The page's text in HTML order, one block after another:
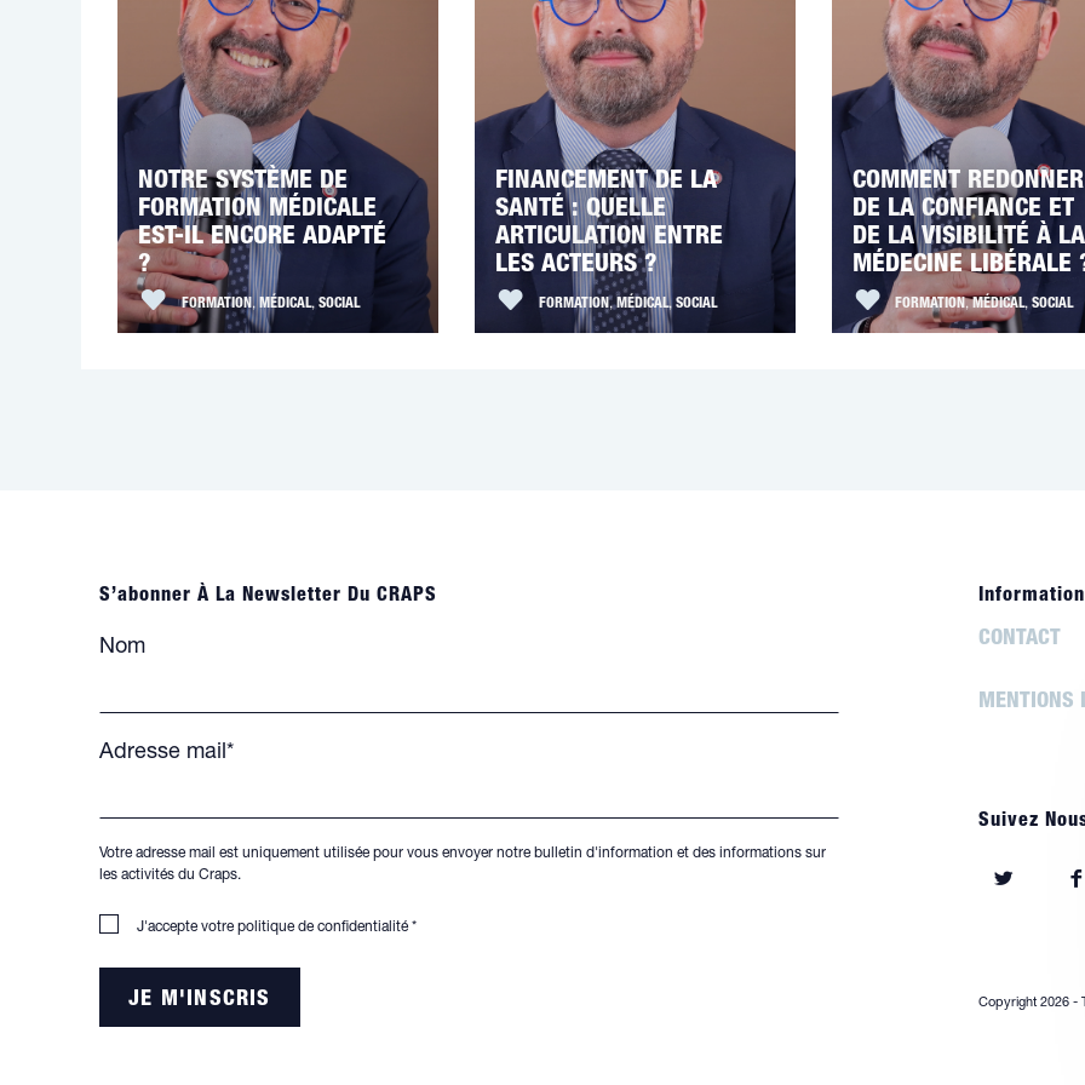
NOTRE SYSTÈME DE
FORMATION MÉDICALE
EST-IL ENCORE ADAPTÉ
?
FORMATION , MÉDICAL, SOCIAL
FINANCEMENT DE LA
SANTÉ : QUELLE
ARTICULATION ENTRE
LES ACTEURS ?
FORMATION,MÉDICAL, SOCIAL
COMMENT REDONNER
DE LA CONFIANCE ET
DE LA VISIBILITÉ À LA
MÉDECINE LIBÉRALE
FORMATION , MÉDICAL,SOCIAL
S’abonner À La Newsletter Du CRAPS
Nom
Adresse mail*
Votre adresse mail est uniquement utilisée pour vous envoyer notre bulletin d'information et des informations sur
les activités du Craps.
J'accepte votrepolitique de confidentialité *
CONTACT
MENTIONS
Suivez
nouvel
Copyright 2026 -